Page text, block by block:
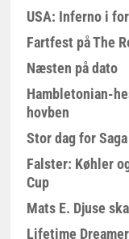
USA: Inferno i
Fartfest på The
Næsten på dato
Hambletonian-
hovben
Stor dag for
Falster: Køhler
Cup
Mats E. Djuse
Lifetime